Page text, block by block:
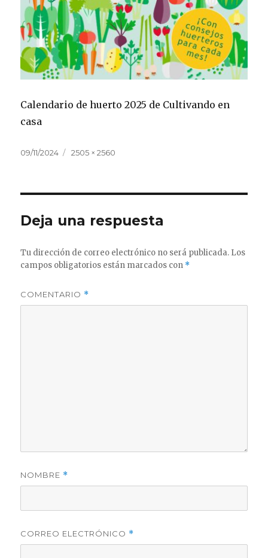
Calendario de huerto 2025 de Cultivando en
casa
Publicado
09/11/2024
Tamaño
2505 × 2560
Deja una respuesta
Tu dirección de correo electrónico no será publicada. Los
campos obligatorios están marcados con *
COMENTARIO *
NOMBRE *
CORREO ELECTRÓNICO *